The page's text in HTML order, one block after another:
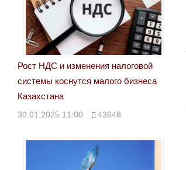
Рост НДС и изменения налоговой
системы коснутся малого бизнеса
Казахстана
30.01.2025 11:00 43648